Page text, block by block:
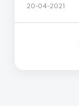
2-5 лет профильное образование Желание
жилом доме
20-04-2021